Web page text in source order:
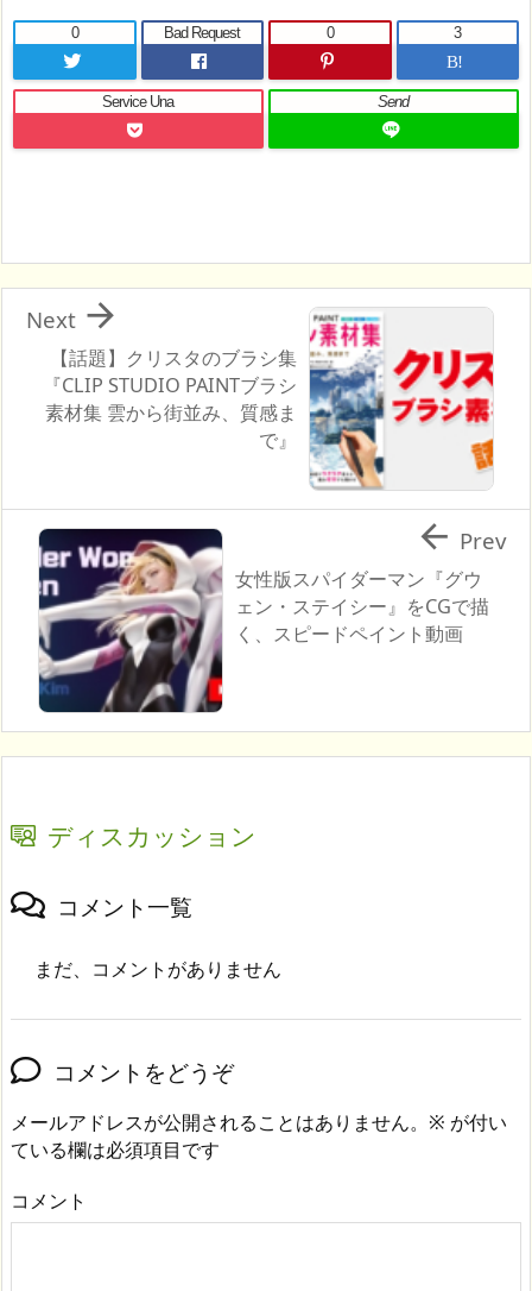
0 Bad Request
0
B!
3
Service Una Send
【話題】クリスタのブラシ集
『CLIP STUDIO PAINTブラシ
素材集 雲から街並み、質感ま
で』

Next
女性版スパイダーマン『グウ
ェン・ステイシー』をCGで描
く、スピードペイント動画
 Prev
ディスカッション
コメント一覧
まだ、コメントがありません
コメントをどうぞ
メールアドレスが公開されることはありません。 ※ が付い
ている欄は必須項目です
コメント